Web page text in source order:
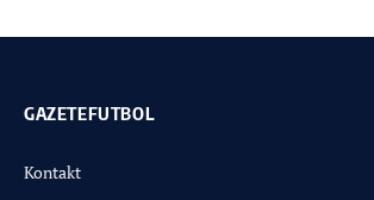
GAZETEFUTBOL
Kontakt